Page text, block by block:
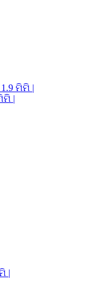
ମିମି |
|
|